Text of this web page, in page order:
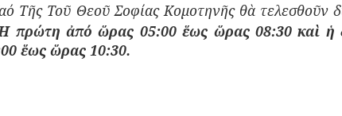
Τῆς Τοῦ Θεοῦ Σοφίας Κομοτηνῆς θὰ τελεσθοῦν
πρώτη ἀπό ὥρας 05:00 ἕως ὥρας 08:30 καὶ ἡ
ἕως ὥρας 10:30.